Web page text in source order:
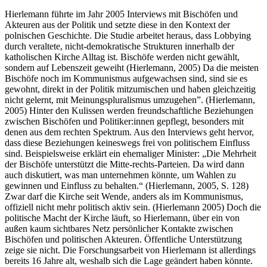
Hierlemann führte im Jahr 2005 Interviews mit Bischöfen und
Akteuren aus der Politik und setzte diese in den Kontext der
polnischen Geschichte. Die Studie arbeitet heraus, dass Lobbying
durch veraltete, nicht-demokratische Strukturen innerhalb der
katholischen Kirche Alltag ist. Bischöfe werden nicht gewählt,
sondern auf Lebenszeit geweiht (Hierlemann, 2005) Da die meisten
Bischöfe noch im Kommunismus aufgewachsen sind, sind sie es
gewohnt, direkt in der Politik mitzumischen und haben gleichzeitig
nicht gelernt, mit Meinungspluralismus umzugehen”. (Hierlemann,
2005) Hinter den Kulissen werden freundschaftliche Beziehungen
zwischen Bischöfen und Politiker:innen gepflegt, besonders mit
denen aus dem rechten Spektrum. Aus den Interviews geht hervor,
dass diese Beziehungen keineswegs frei von politischem Einfluss
sind. Beispielsweise erklärt ein ehemaliger Minister: „Die Mehrheit
der Bischöfe unterstützt die Mitte-rechts-Parteien. Da wird dann
auch diskutiert, was man unternehmen könnte, um Wahlen zu
gewinnen und Einfluss zu behalten.“ (Hierlemann, 2005, S. 128)
Zwar darf die Kirche seit Wende, anders als im Kommunismus,
offiziell nicht mehr politisch aktiv sein. (Hierlemann 2005) Doch die
politische Macht der Kirche läuft, so Hierlemann, über ein von
außen kaum sichtbares Netz persönlicher Kontakte zwischen
Bischöfen und politischen Akteuren. Öffentliche Unterstützung
zeige sie nicht. Die Forschungsarbeit von Hierlemann ist allerdings
bereits 16 Jahre alt, weshalb sich die Lage geändert haben könnte.